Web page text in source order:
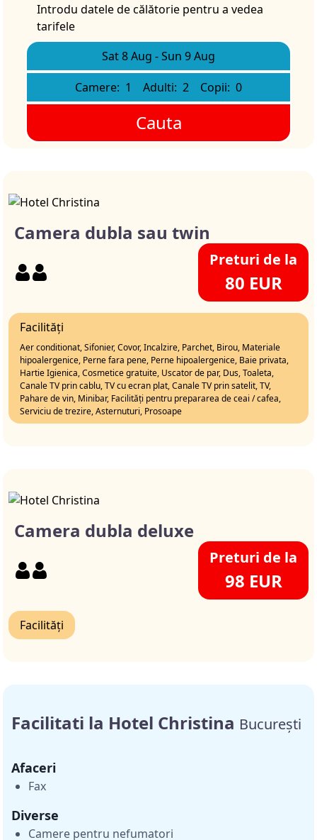
Introdu datele de călătorie pentru a vedea
tarifele
Sat 8 Aug -Sun 9 Aug
Camere: 1 Adulti: 2 Copii: 0
Cauta
Camera dubla sau twin
Preturi de la
80 EUR
Facilități
Aer conditionat, Sifonier, Covor, Incalzire, Parchet, Birou, Materiale
hipoalergenice, Perne fara pene, Perne hipoalergenice, Baie privata,
Hartie Igienica, Cosmetice gratuite, Uscator de par, Dus, Toaleta,
Canale TV prin cablu, TV cu ecran plat, Canale TV prin satelit, TV,
Pahare de vin, Minibar, Facilități pentru prepararea de ceai / cafea,
Serviciu de trezire, Asternuturi, Prosoape
Camera dubla deluxe
Preturi de la
98 EUR
Facilități
Facilitati la Hotel Christina București
Afaceri
Fax
Diverse
Camere pentru nefumatori